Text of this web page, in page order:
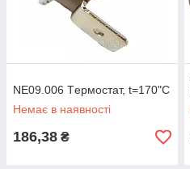
NE09.006 Tермостат, t=170"C
Немає в наявності
186,38 ₴